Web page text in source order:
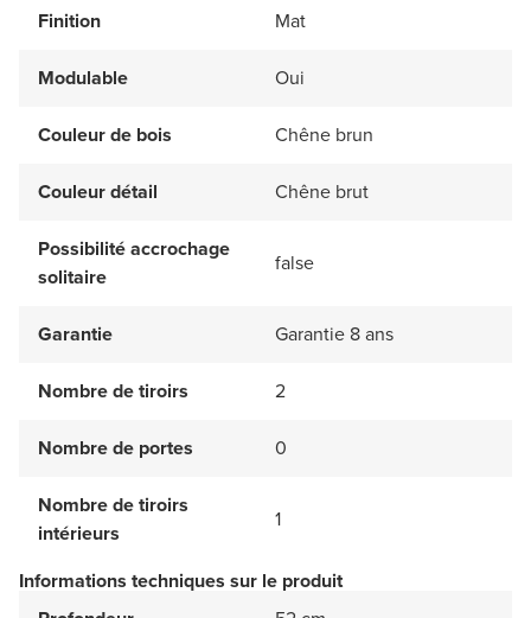
Finition Mat
Modulable Oui
Couleur de bois Chêne brun
Couleur détail Chêne brut
Possibilité accrochage
solitaire
false
Garantie Garantie 8 ans
Nombre de tiroirs 2
Nombre de portes 0
Nombre de tiroirs
intérieurs
1
Informations techniques sur le produit